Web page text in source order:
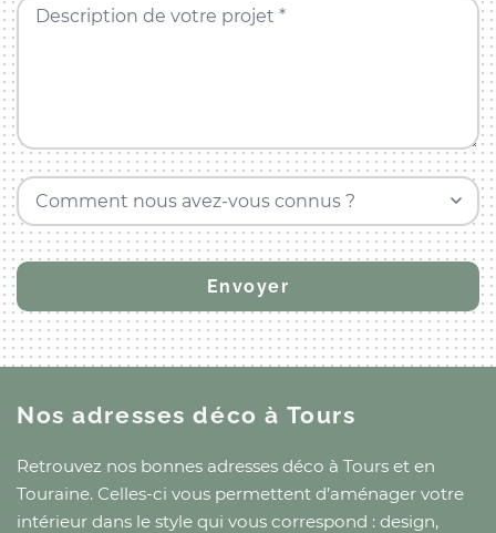
Description de votre projet *
Comment nous avez-vous connus ?
Nos adresses décoà Tours
Retrouvez nos bonnes adresses déco à Tours et en
Touraine. Celles-ci vous permettent d’aménager votre
intérieur dans le style qui vous correspond : design,